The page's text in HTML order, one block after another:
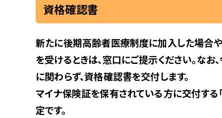
資格確認書
新たに後期高齢者医療制度に加入した場合や
を受けるときは、窓口にご提示ください。な
に関わらず、資格確認書を交付します。
マイナ保険証を保有されている方に交付す
定です。